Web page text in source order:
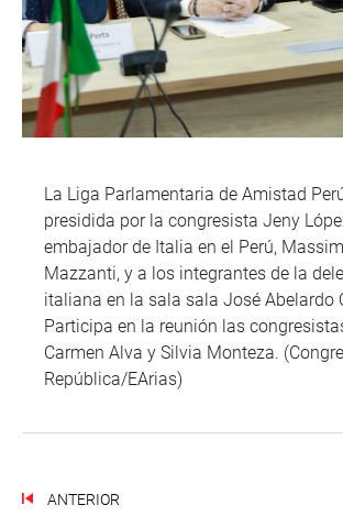
La Liga Parlamentaria de Amistad
presidida por la congresista Jeny
embajador de Italia en el Perú,
Mazzanti, y a los integrantes de la
italiana en la sala sala José Abelardo
Participa en la reunión las
Carmen Alva y Silvia Monteza.
República/EArias)
ANTERIOR